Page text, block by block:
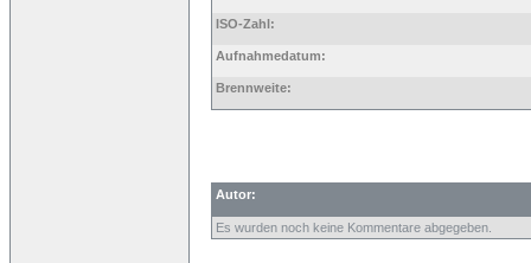
ISO-Zahl:
Aufnahmedatum:
Brennweite:
Autor:
Es wurden noch keine Kommentare abgegeben.